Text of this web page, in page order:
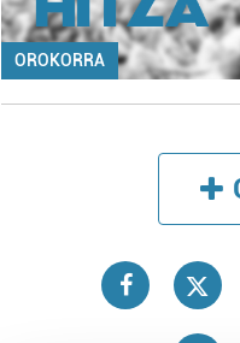
OROKORRA